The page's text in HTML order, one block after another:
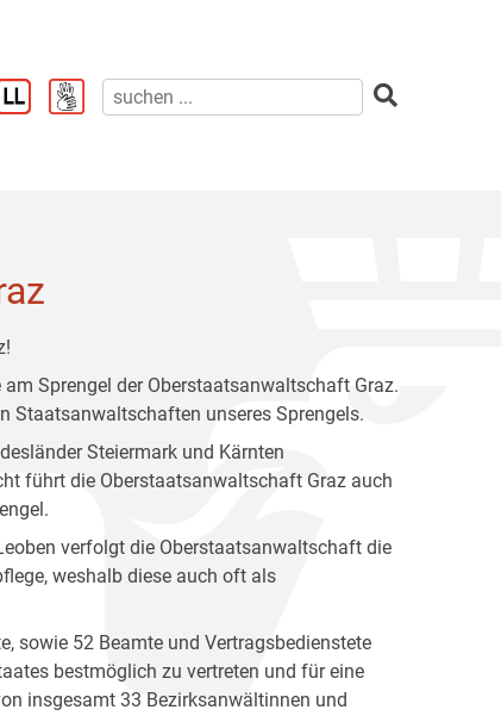
Sprengel der Oberstaatsanwaltschaft Graz.
Staatsanwaltschaften unseres Sprengels.
Steiermark und Kärnten
führt die Oberstaatsanwaltschaft Graz auch
verfolgt die Oberstaatsanwaltschaft die
weshalb diese auch oft als
sowie 52 Beamte und Vertragsbedienstete
bestmöglich zu vertreten und für eine
insgesamt 33 Bezirksanwältinnen und